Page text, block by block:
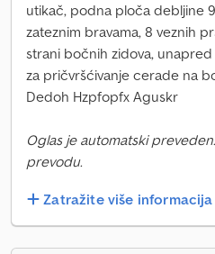
utikač, podna ploča debljine
zateznim bravama, 8 veznih
strani bočnih zidova,
za pričvršćivanje cerade na
Dedoh Hzpfopfx Aguskr
Oglas je automatski
prevodu.
Zatražite više informacija